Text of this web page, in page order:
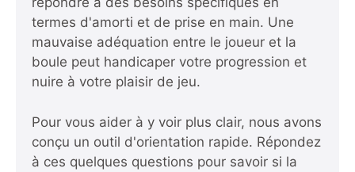
termes d'amorti et de prise en main. Une
mauvaise adéquation entre le joueur et la
boule peut handicaper votre progression et
nuire à votre plaisir de jeu.
Pour vous aider à y voir plus clair, nous avons
conçu un outil d'orientation rapide. Répondez
à ces quelques questions pour savoir si la